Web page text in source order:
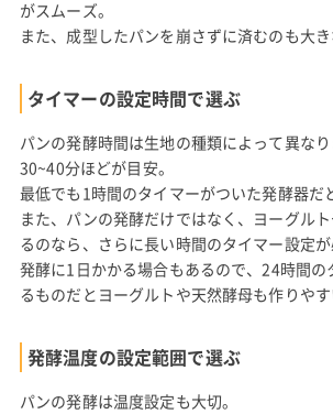
がスムーズ。
また、成型したパンを崩さずに済むのも大き
タイマーの設定時間で選ぶ
パンの発酵時間は生地の種類によって異な
30~40分ほどが目安。
最低でも1時間のタイマーがついた発酵器だ
また、パンの発酵だけではなく、ヨーグル
るのなら、さらに長い時間のタイマー設定が
発酵に1日かかる場合もあるので、24時間の
るものだとヨーグルトや天然酵母も作りやす
発酵温度の設定範囲で選ぶ
パンの発酵は温度設定も大切。